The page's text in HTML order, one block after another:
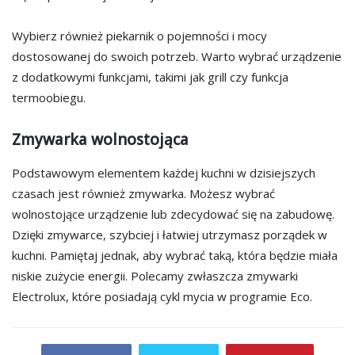
Wybierz również piekarnik o pojemności i mocy
dostosowanej do swoich potrzeb. Warto wybrać urządzenie
z dodatkowymi funkcjami, takimi jak grill czy funkcja
termoobiegu.
Zmywarka wolnostojąca
Podstawowym elementem każdej kuchni w dzisiejszych
czasach jest również zmywarka. Możesz wybrać
wolnostojące urządzenie lub zdecydować się na zabudowę.
Dzięki zmywarce, szybciej i łatwiej utrzymasz porządek w
kuchni. Pamiętaj jednak, aby wybrać taką, która będzie miała
niskie zużycie energii. Polecamy zwłaszcza zmywarki
Electrolux, które posiadają cykl mycia w programie Eco.